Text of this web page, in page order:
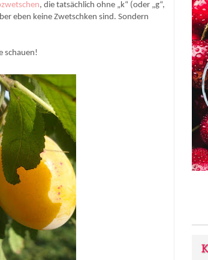
, die tatsächlich ohne „k“ (oder „g“,
eben keine Zwetschken sind. Sondern
schauen!